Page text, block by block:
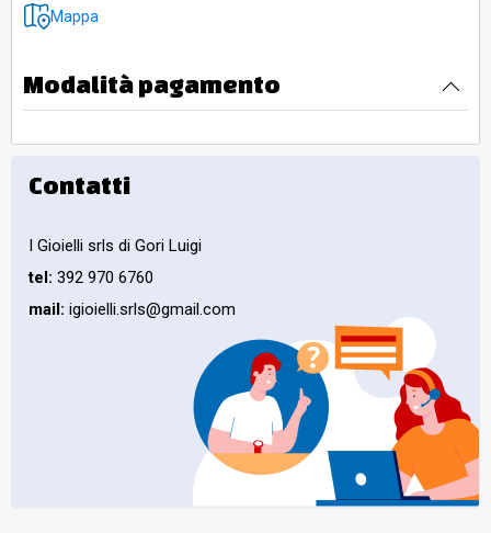
Mappa
Modalità pagamento
Contatti
I Gioielli srls di Gori Luigi
tel: 392 970 6760
mail: igioielli.srls@gmail.com